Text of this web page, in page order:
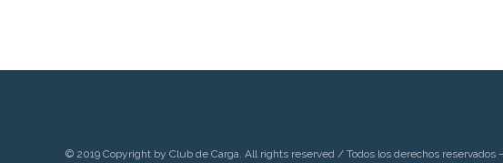
© 2019 Copyright by Club de Carga. All rights reserved / Todos los derechos